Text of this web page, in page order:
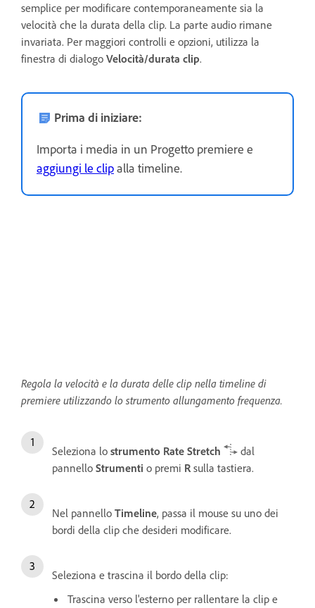
semplice per modificare contemporaneamente sia la
velocità che la durata della clip. La parte audio rimane
invariata. Per maggiori controlli e opzioni, utilizza la
finestra di dialogo Velocità/durata clip.
Prima di iniziare:
Importa i media in un Progetto premiere e
aggiungi le clipalla timeline.
Regola la velocità e la durata delle clip nella timeline di
premiere utilizzando lo strumento allungamento frequenza.
Seleziona lo strumento Rate Stretch
dal
pannello Strumenti o premi Rsulla tastiera.
Nel pannello Timeline, passa il mouse su uno dei
bordi della clip che desideri modificare.
Seleziona e trascina il bordo della clip:
Trascina verso l'esterno per rallentare la clip e